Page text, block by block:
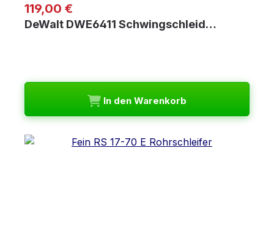
Regulärer Preis:
119,00 €
DeWalt DWE6411 Schwingschleid…
In den Warenkorb